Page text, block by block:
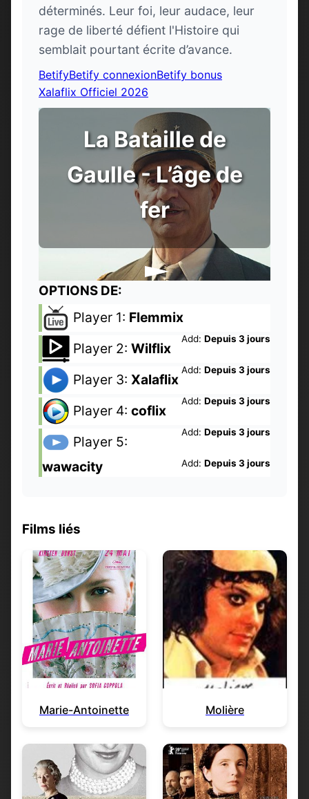
déterminés. Leur foi, leur audace, leur
rage de liberté défient l'Histoire qui
semblait pourtant écrite d’avance.
BetifyBetify connexionBetify bonus
Xalaflix Officiel 2026
La Bataille de
Gaulle - L’âge de
fer
OPTIONS DE:
Player 1: Flemmix
Add: Depuis 3 jours
Player 2: Wilflix
Add: Depuis 3 jours
Player 3: Xalaflix
Add: Depuis 3 jours
Player 4: coflix
Add: Depuis 3 jours
Player 5:
wawacity
Add: Depuis 3 jours
Films liés
Marie-Antoinette Molière